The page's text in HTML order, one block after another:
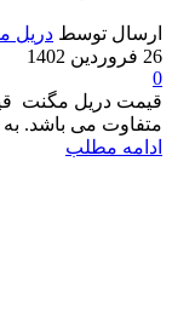
ارسال توسط دریل
26 فروردین 1402
0
قیمت دریل مگنت
متفاوت می باشد.
ادامه مطلب